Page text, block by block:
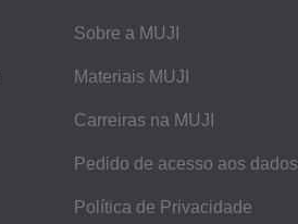
Sobre a MUJI
Materiais MUJI
Carreiras na MUJI
Pedido de acesso aos dados
Política de Privacidade